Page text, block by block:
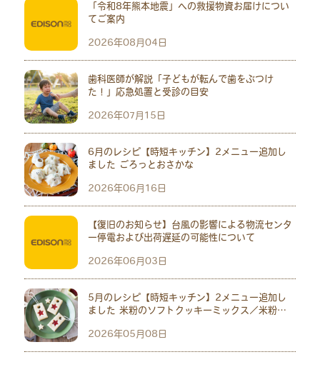
「令和8年熊本地震」への救援物資お届けについ
てご案内
2026年08月04日
歯科医師が解説「子どもが転んで歯をぶつけ
た！」応急処置と受診の目安
2026年07月15日
6月のレシピ【時短キッチン】2メニュー追加し
ました ごろっとおさかな
2026年06月16日
【復旧のお知らせ】台風の影響による物流センタ
ー停電および出荷遅延の可能性について
2026年06月03日
5月のレシピ【時短キッチン】2メニュー追加し
ました 米粉のソフトクッキーミックス／米粉の
2026年05月08日